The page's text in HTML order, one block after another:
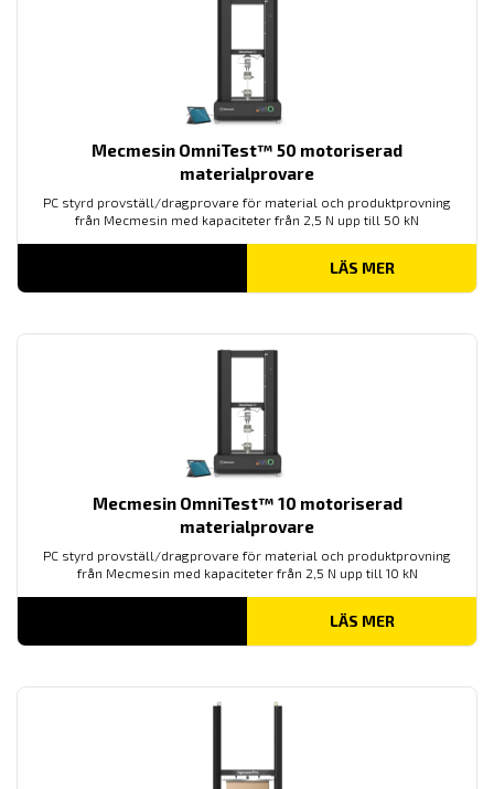
Mecmesin OmniTest™ 50 motoriserad
materialprovare
PC styrd provställ/dragprovare för material och produktprovning
från Mecmesin med kapaciteter från 2,5 N upp till 50 kN
LÄS MER
Mecmesin OmniTest™ 10 motoriserad
materialprovare
PC styrd provställ/dragprovare för material och produktprovning
från Mecmesin med kapaciteter från 2,5 N upp till 10 kN
LÄS MER